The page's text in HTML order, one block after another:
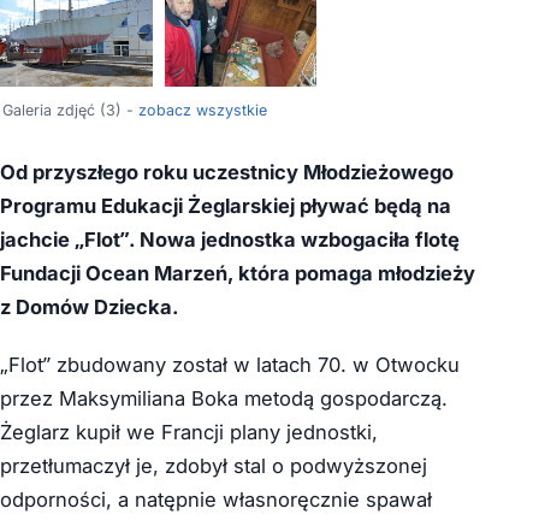
Galeria zdjęć (3) - zobacz wszystkie
Od przyszłego roku uczestnicy Młodzieżowego
Programu Edukacji Żeglarskiej pływać będą na
jachcie „Flot”. Nowa jednostka wzbogaciła flotę
Fundacji Ocean Marzeń, która pomaga młodzieży
z Domów Dziecka.
„Flot” zbudowany został w latach 70. w Otwocku
przez Maksymiliana Boka metodą gospodarczą.
Żeglarz kupił we Francji plany jednostki,
przetłumaczył je, zdobył stal o podwyższonej
odporności, a natępnie własnoręcznie spawał